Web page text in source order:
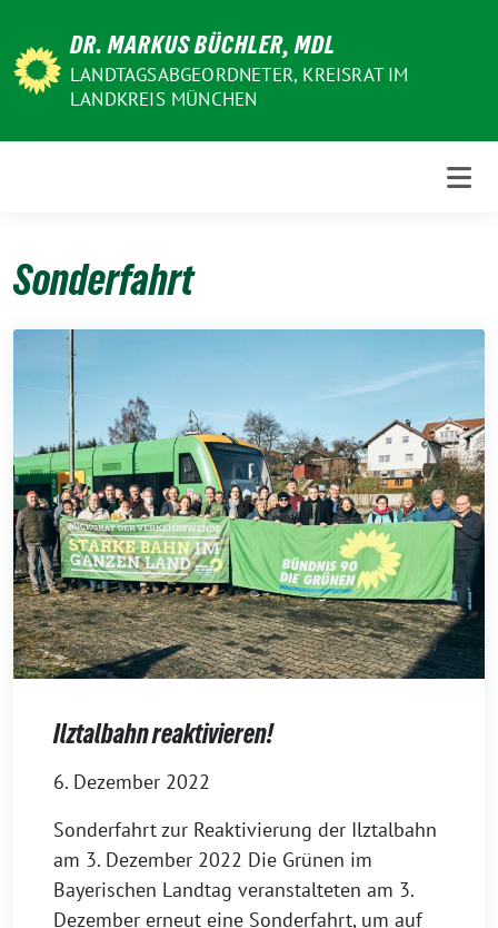
zum
Inhalt
DR. MARKUS BÜCHLER, MDL
LANDTAGSABGEORDNETER, KREISRAT IM
LANDKREIS MÜNCHEN
Sonderfahrt
Ilztalbahn reaktivieren!
6. Dezember 2022
Sonderfahrt zur Reaktivierung der Ilztalbahn
am 3. Dezember 2022 Die Grünen im
Bayerischen Landtag veranstalteten am 3.
Dezember erneut eine Sonderfahrt, um auf